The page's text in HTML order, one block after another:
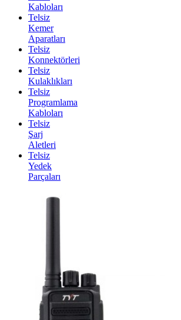
Kabloları
Telsiz
Kemer
Aparatları
Telsiz
Konnektörleri
Telsiz
Kulaklıkları
Telsiz
Programlama
Kabloları
Telsiz
Şarj
Aletleri
Telsiz
Yedek
Parçaları